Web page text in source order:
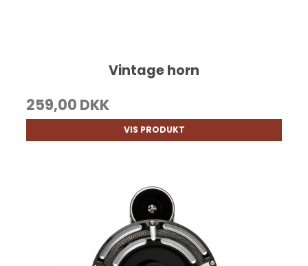
Vintage horn
259,00 DKK
VIS PRODUKT